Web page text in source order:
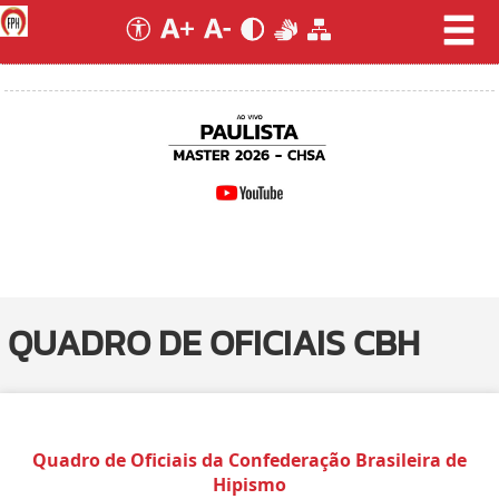
QUADRO DE OFICIAIS CBH
Quadro de Oficiais da Confederação Brasileira de
Hipismo